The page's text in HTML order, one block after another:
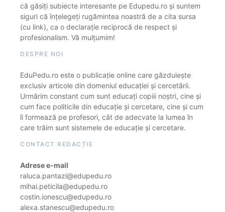
că găsiți subiecte interesante pe Edupedu.ro și suntem
siguri că înțelegeți rugămintea noastră de a cita sursa
(cu link), ca o declarație reciprocă de respect și
profesionalism. Vă mulțumim!
DESPRE NOI
EduPedu.ro este o publicație online care găzduiește
exclusiv articole din domeniul educației și cercetării.
Urmărim constant cum sunt educați copiii noștri, cine și
cum face politicile din educație și cercetare, cine și cum
îi formează pe profesori, cât de adecvate la lumea în
care trăim sunt sistemele de educație și cercetare.
CONTACT REDACȚIE
Adrese e-mail
raluca.pantazi@edupedu.ro
mihai.peticila@edupedu.ro
costin.ionescu@edupedu.ro
alexa.stanescu@edupedu.ro